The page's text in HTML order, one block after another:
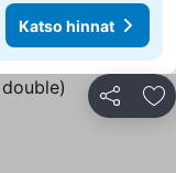
Katso hinnat
Jaa